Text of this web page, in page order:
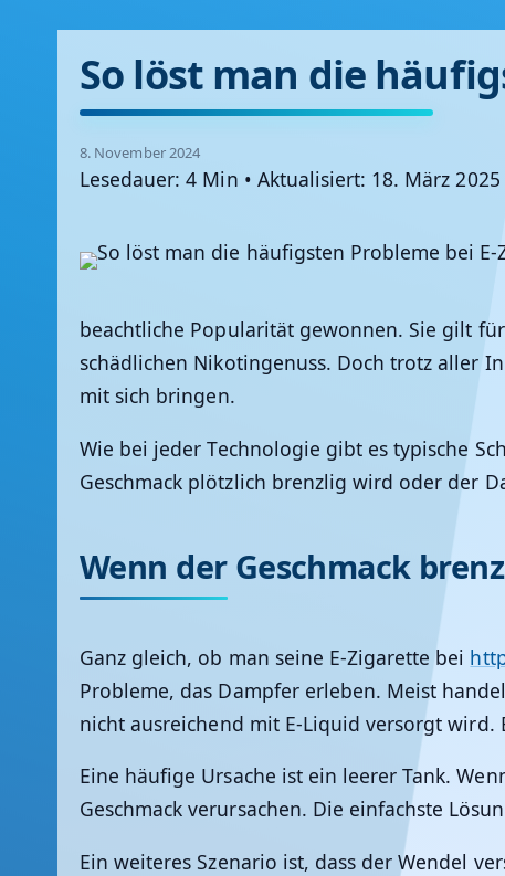
So löst man die
8. November 2024
Lesedauer: 4 Min • Aktualisiert: 18. März 2025
beachtliche Popularität gewonnen. Sie gilt
schädlichen Nikotingenuss. Doch trotz aller
mit sich bringen.
Wie bei jeder Technologie gibt es typische
Geschmack plötzlich brenzlig wird oder der
Wenn der Geschmack
Ganz gleich, ob man seine E-Zigarette bei
Probleme, das Dampfer erleben. Meist
nicht ausreichend mit E-Liquid versorgt wird.
Eine häufige Ursache ist ein leerer Tank.
Geschmack verursachen. Die einfachste
Ein weiteres Szenario ist, dass der Wendel